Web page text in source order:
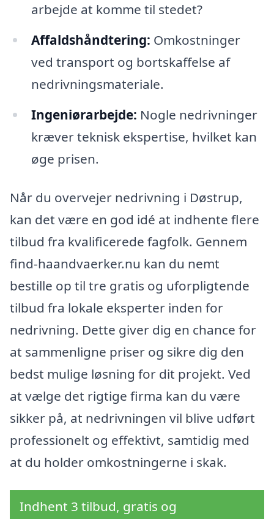
arbejde at komme til stedet?
Affaldshåndtering: Omkostninger
ved transport og bortskaffelse af
nedrivningsmateriale.
Ingeniørarbejde: Nogle nedrivninger
kræver teknisk ekspertise, hvilket kan
øge prisen.
Når du overvejer nedrivning i Døstrup,
kan det være en god idé at indhente flere
tilbud fra kvalificerede fagfolk. Gennem
find-haandvaerker.nu kan du nemt
bestille op til tre gratis og uforpligtende
tilbud fra lokale eksperter inden for
nedrivning. Dette giver dig en chance for
at sammenligne priser og sikre dig den
bedst mulige løsning for dit projekt. Ved
at vælge det rigtige firma kan du være
sikker på, at nedrivningen vil blive udført
professionelt og effektivt, samtidig med
at du holder omkostningerne i skak.
Indhent 3 tilbud, gratis og